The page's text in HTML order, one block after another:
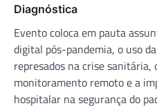
Diagnóstica
Evento coloca em pauta
digital pós-pandemia, o uso
represados na crise sanitária,
monitoramento remoto e a
hospitalar na segurança do